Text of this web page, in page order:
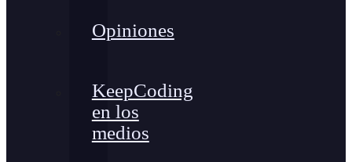
Opiniones
KeepCoding
en los
medios